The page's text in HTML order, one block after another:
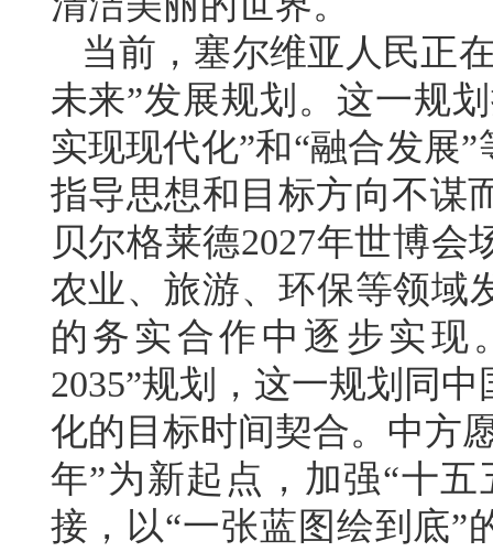
当前，塞尔维亚人民正
未来”发展规划。这一规
实现现代化”和“融合发展
指导思想和目标方向不谋
贝尔格莱德2027年世博
农业、旅游、环保等领域
的务实合作中逐步实现
2035”规划，这一规划同
化的目标时间契合。中方
年”为新起点，加强“十五
接，以“一张蓝图绘到底”